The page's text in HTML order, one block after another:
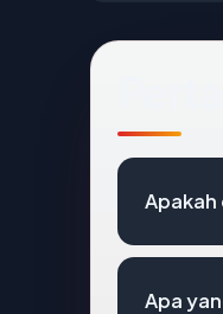
Apakah
Apa